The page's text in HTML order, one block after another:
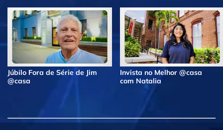
Júbilo Fora de Série de Jim
@casa
Invista no Melhor @casa
com Natalia